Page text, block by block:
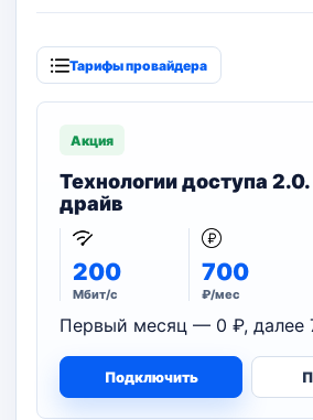
Тарифы провайдера
Акция
Технологии доступа
драйв
200
Мбит/с
700
₽/мес
Первый месяц — 0 ₽, далее
Подключить